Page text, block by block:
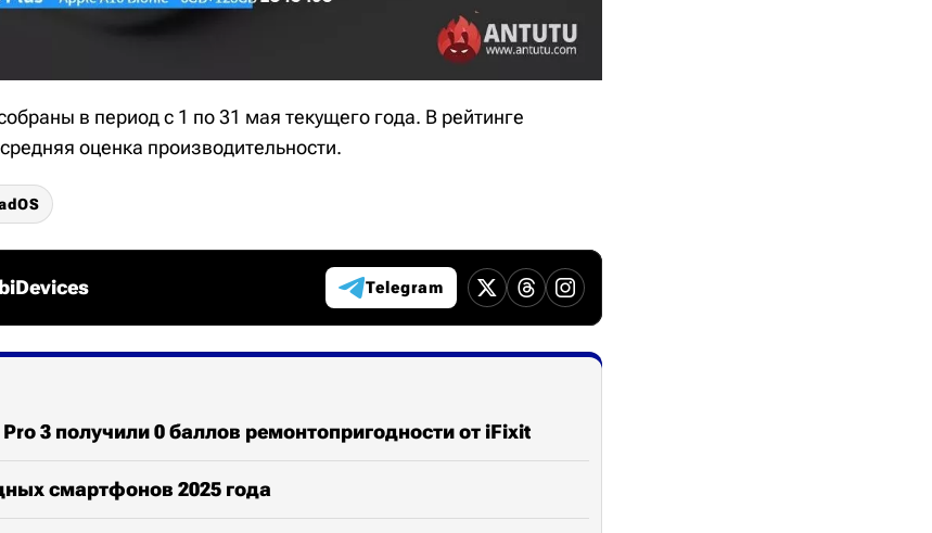
в период с 1 по 31 мая текущего года. В рейтинге
оценка производительности.
Telegram
3 получили 0 баллов ремонтопригодности от iFixit
смартфонов 2025 года